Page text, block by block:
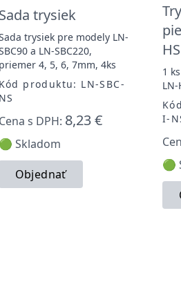
Sada trysiek
trysiek pre modely LN-
a LN-SBC220,
priemer 4, 5, 6, 7mm, 4ks
Kód produktu: LN-SBC-
NS
Cena s DPH: 8,23 €
🟢 Skladom
Objednať
1
LN-
I-
🟢